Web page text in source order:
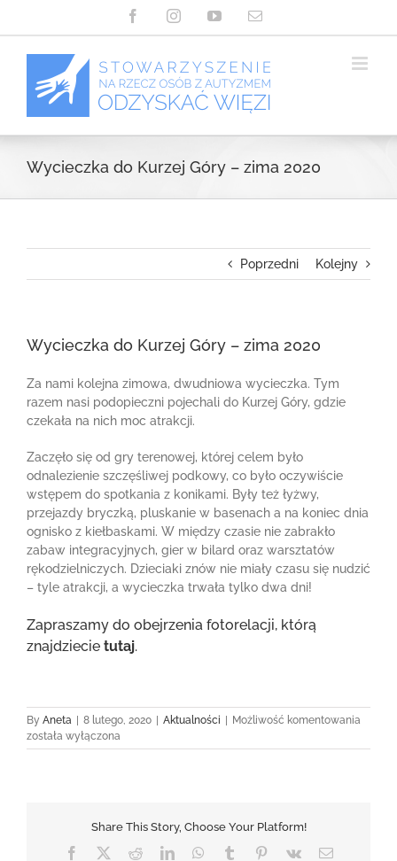
FacebookInstagramYouTubeEmail
Wycieczka do Kurzej Góry – zima 2020
Poprzedni Kolejny
Wycieczka do Kurzej Góry – zima 2020
Za nami kolejna zimowa, dwudniowa wycieczka. Tym
razem nasi podopieczni pojechali do Kurzej Góry, gdzie
czekała na nich moc atrakcji.
Zaczęło się od gry terenowej, której celem było
odnalezienie szczęśliwej podkowy, co było oczywiście
wstępem do spotkania z konikami. Były też łyżwy,
przejazdy bryczką, pluskanie w basenach a na koniec dnia
ognisko z kiełbaskami. W między czasie nie zabrakło
zabaw integracyjnych, gier w bilard oraz warsztatów
rękodzielniczych. Dzieciaki znów nie miały czasu się nudzić
– tyle atrakcji, a wycieczka trwała tylko dwa dni!
Zapraszamy do obejrzenia fotorelacji, którą
znajdziecie tutaj.
By Aneta | 8 lutego, 2020 | Aktualności | Możliwość komentowania
Kurzej
została wyłączona
Share This Story, Choose Your Platform!
Facebook RedditLinkedInWhatsApp
Tumblr Pinterest
Vk Email